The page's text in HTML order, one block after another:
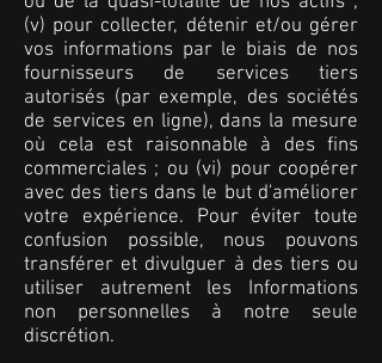
(v) pour collecter, détenir et/ou gérer
vos informations par le biais de nos
fournisseurs de services tiers
autorisés (par exemple, des sociétés
de services en ligne), dans la mesure
où cela est raisonnable à des fins
commerciales ; ou (vi) pour coopérer
avec des tiers dans le but d'améliorer
votre expérience. Pour éviter toute
confusion possible, nous pouvons
transférer et divulguer à des tiers ou
utiliser autrement les Informations
non personnelles à notre seule
discrétion.